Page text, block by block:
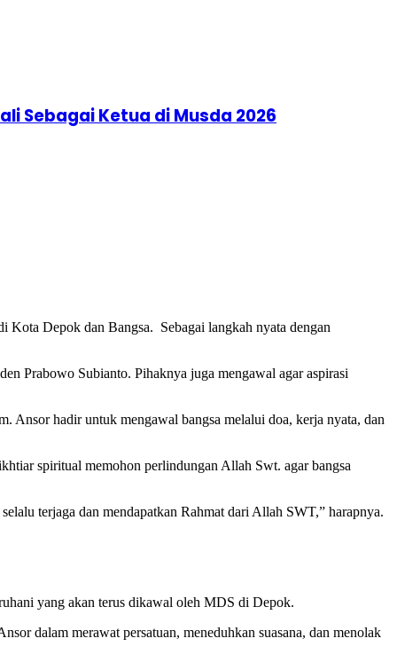
Sebagai Ketua di Musda 2026
Kota Depok dan Bangsa. Sebagai langkah nyata dengan
Prabowo Subianto. Pihaknya juga mengawal agar aspirasi
Ansor hadir untuk mengawal bangsa melalui doa, kerja nyata, dan
spiritual memohon perlindungan Allah Swt. agar bangsa
terjaga dan mendapatkan Rahmat dari Allah SWT,” harapnya.
yang akan terus dikawal oleh MDS di Depok.
dalam merawat persatuan, meneduhkan suasana, dan menolak